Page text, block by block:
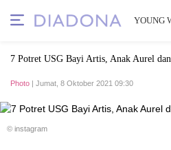
YOUNG
7 Potret USG Bayi Artis, Anak Aurel
Photo | Jumat, 8 Oktober 2021 09:30
© instagram